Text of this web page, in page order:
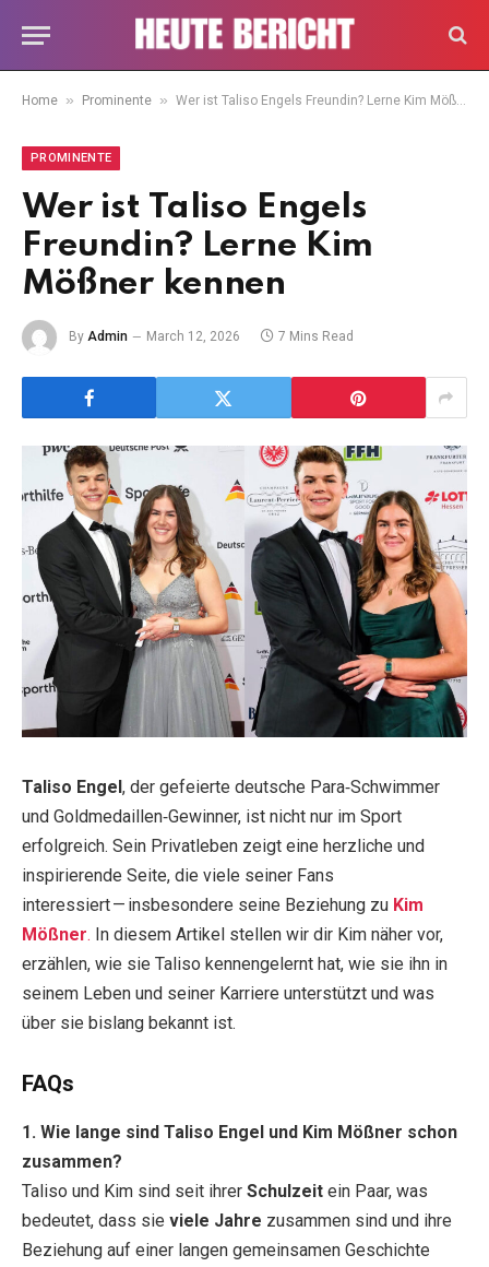
Home » Prominente » Wer ist Taliso Engels Freundin? Lerne Kim Mößner kennen
PROMINENTE
Wer ist Taliso Engels
Freundin? Lerne Kim
Mößner kennen
By Admin March 12, 2026 7 Mins Read
Taliso Engel, der gefeierte deutsche Para‑Schwimmer
und Goldmedaillen‑Gewinner, ist nicht nur im Sport
erfolgreich. Sein Privatleben zeigt eine herzliche und
inspirierende Seite, die viele seiner Fans
interessiert — insbesondere seine Beziehung zu Kim
Mößner. In diesem Artikel stellen wir dir Kim näher vor,
erzählen, wie sie Taliso kennengelernt hat, wie sie ihn in
seinem Leben und seiner Karriere unterstützt und was
über sie bislang bekannt ist.
FAQs
1. Wie lange sind Taliso Engel und Kim Mößner schon
zusammen?
Taliso und Kim sind seit ihrer Schulzeit ein Paar, was
bedeutet, dass sie viele Jahre zusammen sind und ihre
Beziehung auf einer langen gemeinsamen Geschichte